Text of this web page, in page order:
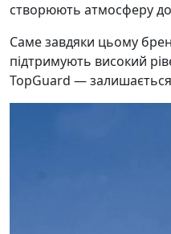
створюють атмосферу
Саме завдяки цьому
підтримують високий
TopGuard —